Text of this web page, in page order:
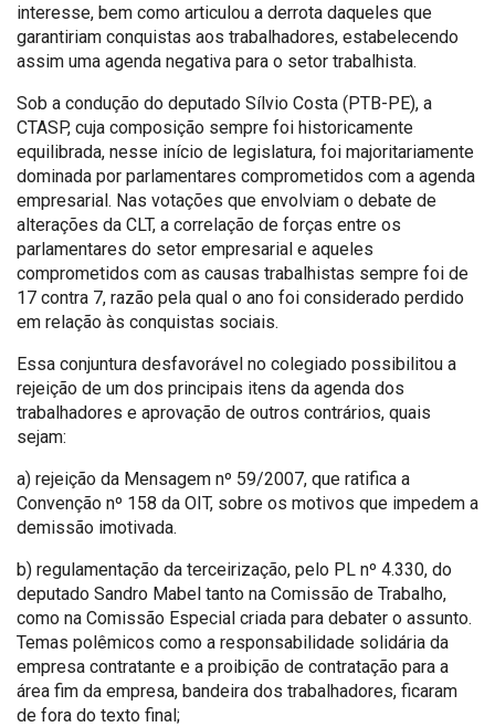
interesse, bem como articulou a derrota daqueles que
garantiriam conquistas aos trabalhadores, estabelecendo
assim uma agenda negativa para o setor trabalhista.
Sob a condução do deputado Sílvio Costa (PTB-PE), a
CTASP, cuja composição sempre foi historicamente
equilibrada, nesse início de legislatura, foi majoritariamente
dominada por parlamentares comprometidos com a agenda
empresarial. Nas votações que envolviam o debate de
alterações da CLT, a correlação de forças entre os
parlamentares do setor empresarial e aqueles
comprometidos com as causas trabalhistas sempre foi de
17 contra 7, razão pela qual o ano foi considerado perdido
em relação às conquistas sociais.
Essa conjuntura desfavorável no colegiado possibilitou a
rejeição de um dos principais itens da agenda dos
trabalhadores e aprovação de outros contrários, quais
sejam:
a) rejeição da Mensagem nº 59/2007, que ratifica a
Convenção nº 158 da OIT, sobre os motivos que impedem a
demissão imotivada.
b) regulamentação da terceirização, pelo PL nº 4.330, do
deputado Sandro Mabel tanto na Comissão de Trabalho,
como na Comissão Especial criada para debater o assunto.
Temas polêmicos como a responsabilidade solidária da
empresa contratante e a proibição de contratação para a
área fim da empresa, bandeira dos trabalhadores, ficaram
de fora do texto final;